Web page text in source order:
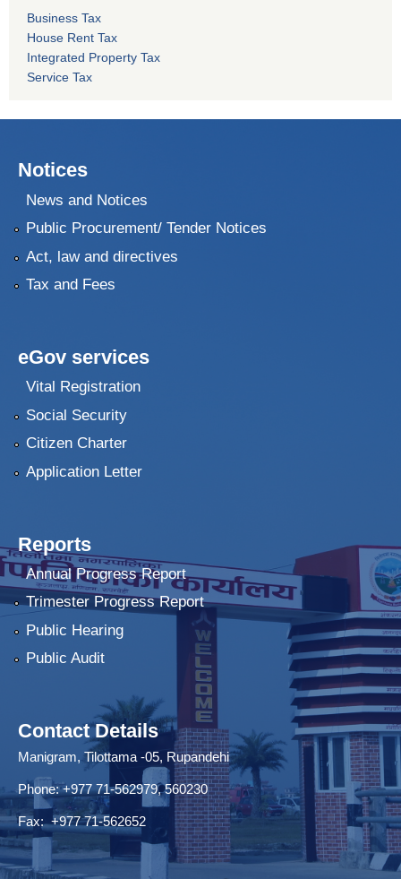
Business Tax
House Rent Tax
Integrated Property Tax
Service Tax
Notices
News and Notices
Public Procurement/ Tender Notices
Act, law and directives
Tax and Fees
eGov services
Vital Registration
Social Security
Citizen Charter
Application Letter
Reports
Annual Progress Report
Trimester Progress Report
Public Hearing
Public Audit
Contact Details
Manigram, Tilottama -05, Rupandehi
Phone: +977 71-562979, 560230
Fax: +977 71-562652